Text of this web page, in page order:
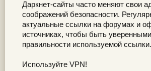
Даркнет-сайты часто меняют свои
соображений безопасности.
актуальные ссылки на форумах и
источниках, чтобы быть
правильности используемой ссылки.
Используйте VPN!